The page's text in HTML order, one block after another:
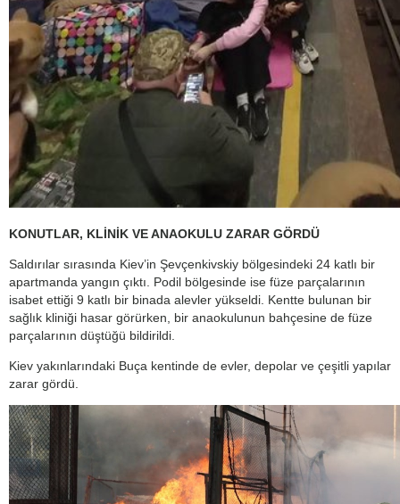
KONUTLAR, KLİNİK VE ANAOKULU ZARAR GÖRDÜ
Saldırılar sırasında Kiev’in Şevçenkivskiy bölgesindeki 24 katlı bir
apartmanda yangın çıktı. Podil bölgesinde ise füze parçalarının
isabet ettiği 9 katlı bir binada alevler yükseldi. Kentte bulunan bir
sağlık kliniği hasar görürken, bir anaokulunun bahçesine de füze
parçalarının düştüğü bildirildi.
Kiev yakınlarındaki Buça kentinde de evler, depolar ve çeşitli yapılar
zarar gördü.